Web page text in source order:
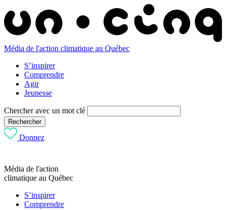
Média de l'action climatique au Québec
S’inspirer
Comprendre
Agir
Jeunesse
Chercher avec un mot clé
Rechercher
Donnez
Média de l'action
climatique au Québec
S’inspirer
Comprendre